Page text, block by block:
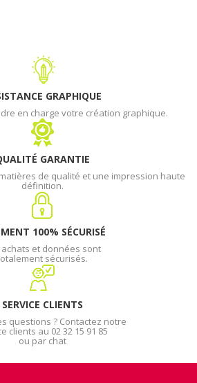
GRAPHIQUE
en charge votre création graphique.
GARANTIE
de qualité et une impression haute
définition.
100% SÉCURISÉ
achats et données sont
sécurisés.
SERVICE CLIENTS
questions ? Contactez notre
clients au 02 32 15 91 85
ou par chat